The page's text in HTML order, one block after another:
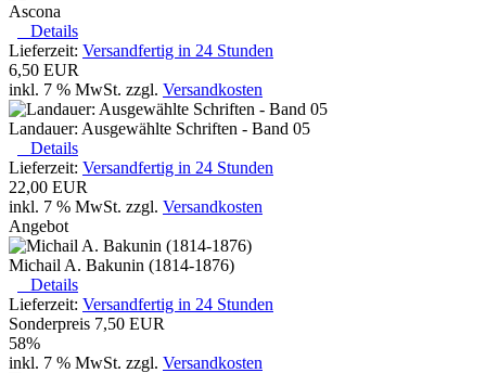
Ascona
Details
Lieferzeit: Versandfertig in 24 Stunden
6,50 EUR
inkl. 7 % MwSt. zzgl. Versandkosten
Landauer: Ausgewählte Schriften - Band 05
Details
Lieferzeit: Versandfertig in 24 Stunden
22,00 EUR
inkl. 7 % MwSt. zzgl. Versandkosten
Angebot
Michail A. Bakunin (1814-1876)
Details
Lieferzeit: Versandfertig in 24 Stunden
Sonderpreis 7,50 EUR
58%
inkl. 7 % MwSt. zzgl. Versandkosten